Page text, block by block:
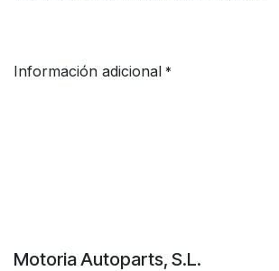
Información adicional *
Motoria Autoparts, S.L.